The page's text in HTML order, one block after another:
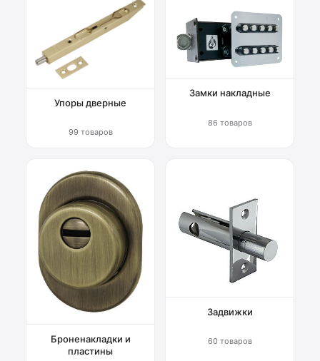
Упоры дверные
99 товаров
Замки накладные
86 товаров
Броненакладки и
пластины
Задвижки
60 товаров